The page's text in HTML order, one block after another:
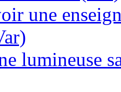
une
lumineuse